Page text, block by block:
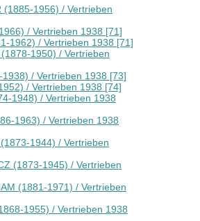
(1885-1956) / Vertrieben
/ Vertrieben 1938 [71]
1962) / Vertrieben 1938 [71]
1950) / Vertrieben
/ Vertrieben 1938 [73]
/ Vertrieben 1938 [74]
1948) / Vertrieben 1938
1963) / Vertrieben 1938
1944) / Vertrieben
(1873-1945) / Vertrieben
(1881-1971) / Vertrieben
1955) / Vertrieben 1938